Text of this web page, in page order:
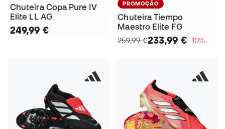
Chuteira Copa Pure IV
Elite LL AG
249,99 €
PROMOÇÃO
Chuteira Tiempo
Maestro Elite FG
259,99 €233,99 €−10%